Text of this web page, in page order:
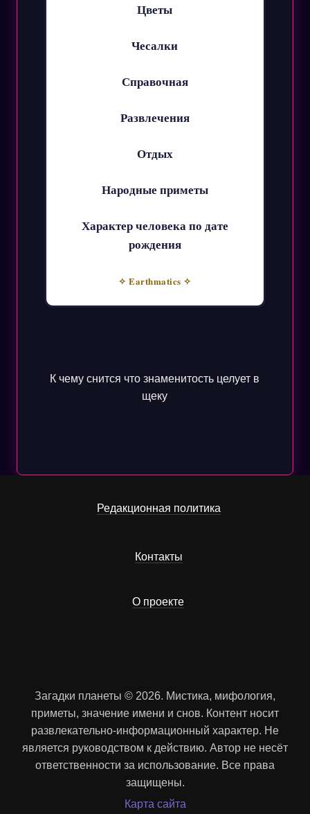
Цветы
Чесалки
Справочная
Развлечения
Отдых
Народные приметы
Характер человека по дате
рождения
✧ Earthmatics ✧
К чему снится что знаменитость целует в
щеку
Редакционная политика
Контакты
О проекте
Загадки планеты © 2026. Мистика, мифология,
приметы, значение имени и снов. Контент носит
развлекательно-информационный характер. Не
является руководством к действию. Автор не несёт
ответственности за использование. Все права
защищены.
Карта сайта